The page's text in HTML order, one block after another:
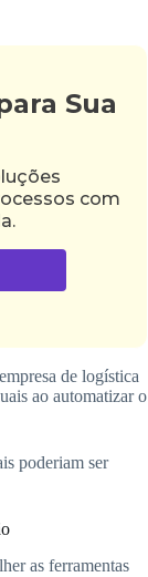
Sua
com
de logística
ao automatizar o
poderiam ser
as ferramentas